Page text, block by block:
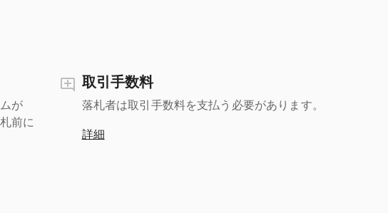
が
前に
取引手数料
落札者は取引手数料を支払う必要があります。
詳細